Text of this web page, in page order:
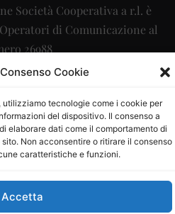
Cookie
utilizziamo tecnologie come i cookie per
del dispositivo. Il consenso a
elaborare dati come il comportamento di
Non acconsentire o ritirare il consenso
caratteristiche e funzioni.
Accetta
Società Cooperativa a r.l. è
di Comunicazione al
26988
srl– info@ladigitale.it